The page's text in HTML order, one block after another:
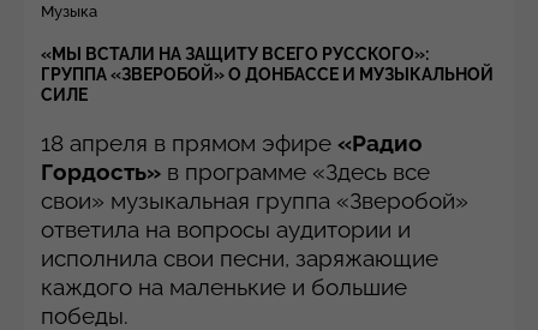
Музыка
«МЫ ВСТАЛИ НА ЗАЩИТУ ВСЕГО РУССКОГО»:
ГРУППА «ЗВЕРОБОЙ» О ДОНБАССЕ И МУЗЫКАЛЬНОЙ
СИЛЕ
18 апреля в прямом эфире «Радио
Гордость» в программе «Здесь все
свои» музыкальная группа «Зверобой»
ответила на вопросы аудитории и
исполнила свои песни, заряжающие
каждого на маленькие и большие
победы.